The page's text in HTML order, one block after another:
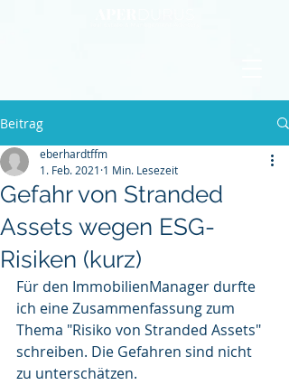
Beitrag
Gefahr von Stranded
Assets wegen ESG-
Risiken (kurz)
eberhardtffm
1. Feb. 2021 1 Min. Lesezeit
Für den ImmobilienManager durfte
ich eine Zusammenfassung zum
Thema "Risiko von Stranded Assets"
schreiben. Die Gefahren sind nicht
zu unterschätzen.